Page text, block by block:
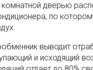
комнатной дверью
по
выводит
и исходящий